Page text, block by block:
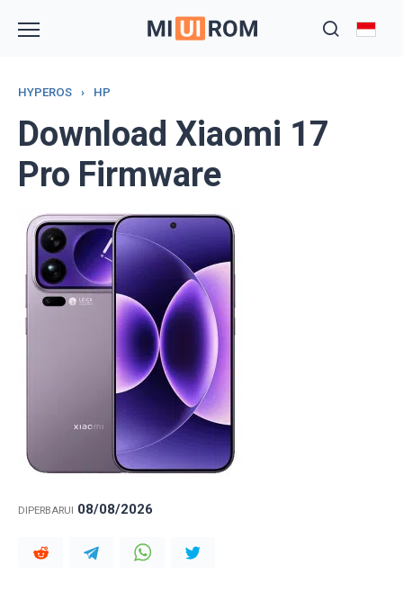
HYPEROS › HP
Download Xiaomi 17
Pro Firmware
DIPERBARUI 08/08/2026